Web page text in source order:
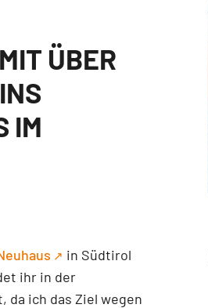
ÜBER
IM
in Südtirol
ihr in der
da ich das Ziel wegen